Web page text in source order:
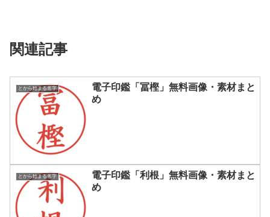
関連記事
とから始まる名字
電子印鑑「冨樫」無料画像・素材まと
め
とから始まる名字
電子印鑑「利根」無料画像・素材まと
め